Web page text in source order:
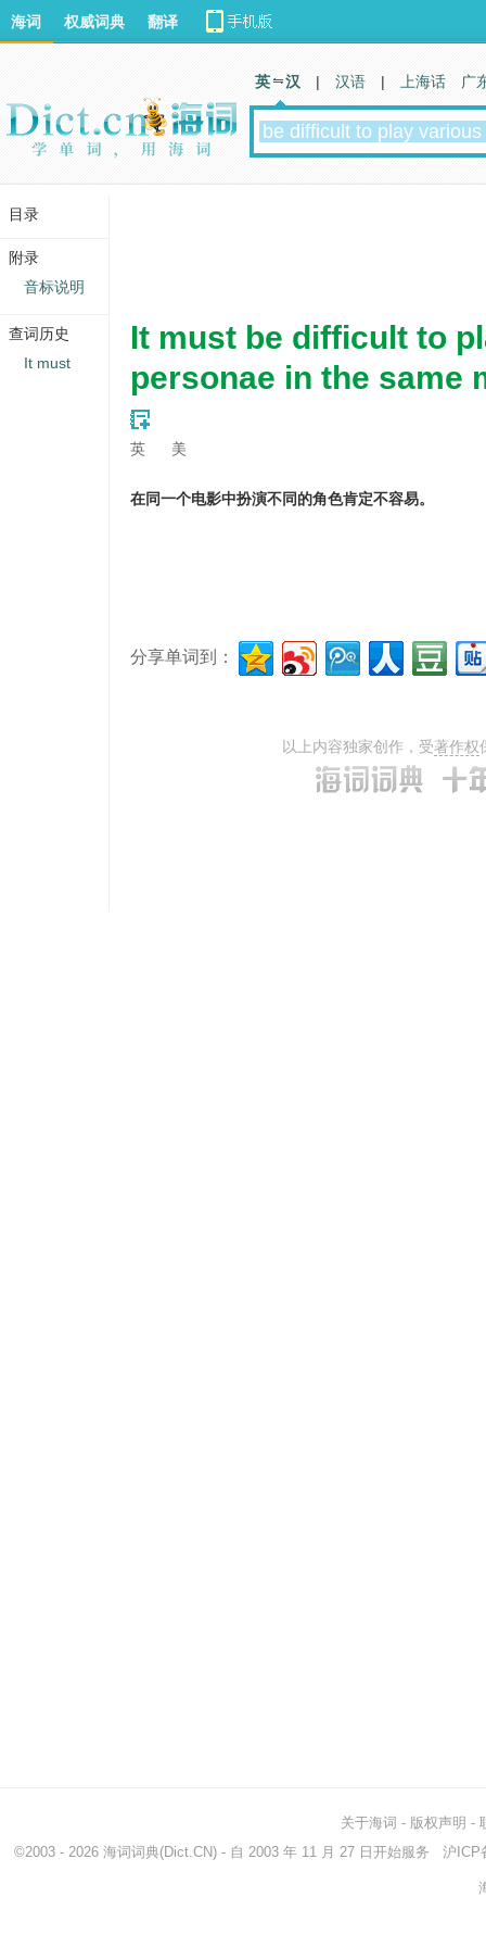
It must be difficult to
personae in the same
英 美
在同一个电影中扮演不同的角色肯定不容易。
分享单词到：
以上内容独家创作，受著作权
海词 权威词典 翻译
英 汉 | 汉语 | 上海话 广
关于海词 - 版权声明 -
©2003 - 2026 海词词典(Dict.CN) - 自 2003 年 11 月 27 日开始服务 沪ICP
目录
附录
音标说明
查词历史
It must